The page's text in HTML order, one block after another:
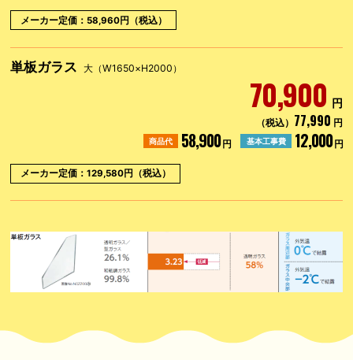
メーカー定価：58,960円（税込）
単板ガラス 大（W1650×H2000）
70,900 円
（税込） 77,990 円
商品代 58,900円 基本工事費 12,000円
メーカー定価：129,580円（税込）